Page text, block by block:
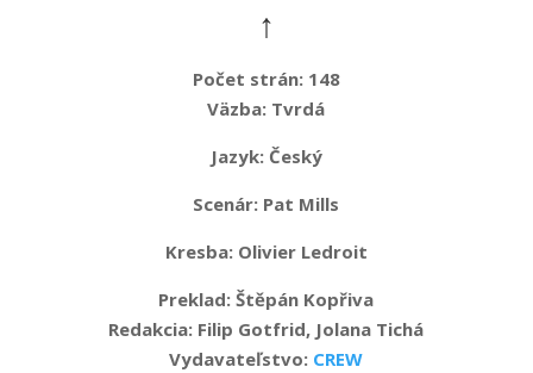
↑
Počet strán: 148
Väzba: Tvrdá
Jazyk:Český
Scenár: Pat Mills
Kresba: Olivier Ledroit
Preklad: Štěpán Kopřiva
Redakcia: Filip Gotfrid, Jolana Tichá
Vydavateľstvo: CREW